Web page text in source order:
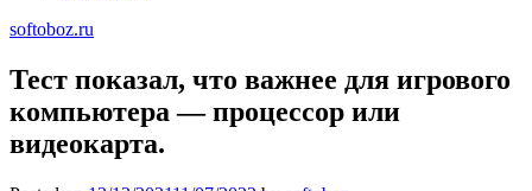
softoboz.ru
Тест показал, что важнее для игрового
компьютера — процессор или
видеокарта.